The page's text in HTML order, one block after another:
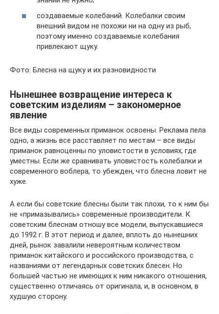
создаваемые колебаний. Колебалки своим
внешний видом не похожи ни на одну из рыб,
поэтому именно создаваемые колебания
привлекают щуку.
Фото: Блесна на щуку и их разновидности
Нынешнее возвращение интереса к
советским изделиям – закономерное
явление
Все виды современных приманок освоены. Реклама пела
одно, а жизнь все расставляет по местам – все виды
приманок равноценны по уловистости в условиях, где
уместны. Если же сравнивать уловистость колебалки и
современного воблера, то убежден, что блесна ловит не
хуже.
А если бы советские блесны были так плохи, то к ним бы
не «примазывались» современные производители. К
советским блеснам отношу все модели, выпускавшиеся
до 1992 г. В этот период и далее, вплоть до нынешних
дней, рынок завалили невероятным количеством
приманок китайского и российского производства, с
названиями от легендарных советских блесен. Но
большей частью не имеющих к ним никакого отношения,
существенно отличаясь от оригинала, и, в основном, в
худшую сторону.